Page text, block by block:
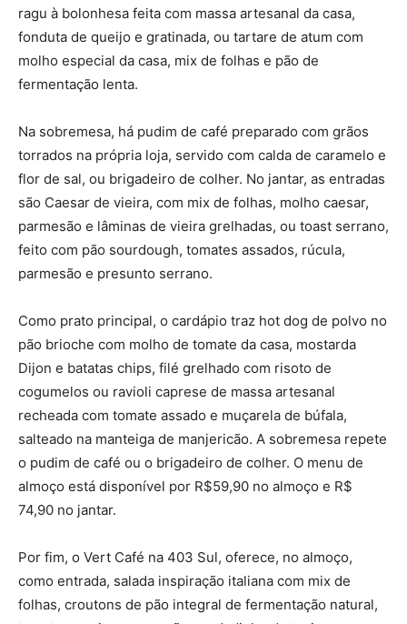
ragu à bolonhesa feita com massa artesanal da casa,
fonduta de queijo e gratinada, ou tartare de atum com
molho especial da casa, mix de folhas e pão de
fermentação lenta.
Na sobremesa, há pudim de café preparado com grãos
torrados na própria loja, servido com calda de caramelo e
flor de sal, ou brigadeiro de colher. No jantar, as entradas
são Caesar de vieira, com mix de folhas, molho caesar,
parmesão e lâminas de vieira grelhadas, ou toast serrano,
feito com pão sourdough, tomates assados, rúcula,
parmesão e presunto serrano.
Como prato principal, o cardápio traz hot dog de polvo no
pão brioche com molho de tomate da casa, mostarda
Dijon e batatas chips, filé grelhado com risoto de
cogumelos ou ravioli caprese de massa artesanal
recheada com tomate assado e muçarela de búfala,
salteado na manteiga de manjericão. A sobremesa repete
o pudim de café ou o brigadeiro de colher. O menu de
almoço está disponível por R$59,90 no almoço e R$
74,90 no jantar.
Por fim, o Vert Café na 403 Sul, oferece, no almoço,
como entrada, salada inspiração italiana com mix de
folhas, croutons de pão integral de fermentação natural,